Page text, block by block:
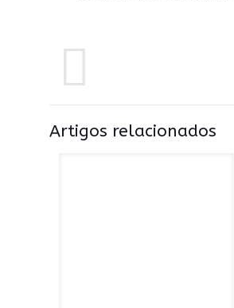
Artigos relacionados